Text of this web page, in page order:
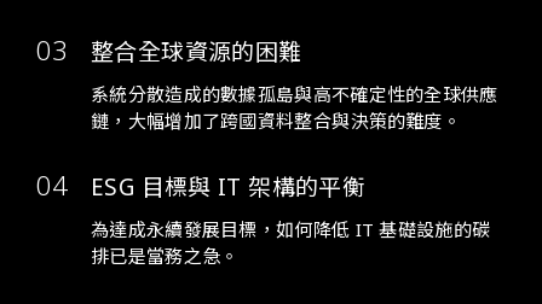
整合全球資源的困難
系統分散造成的數據孤島與高不確定性的全球供應
鏈，大幅增加了跨國資料整合與決策的難度。
ESG 目標與 IT 架構的平衡
為達成永續發展目標，如何降低 IT 基礎設施的碳
排已是當務之急。